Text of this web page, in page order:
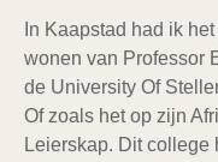
In Kaapstad had ik
wonen van Professor
de University Of
Of zoals het op zijn
Leierskap. Dit college